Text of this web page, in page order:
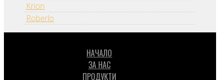
Krion
Roberlo
НАЧАЛО
ЗА НАС
ПРОДУКТИ